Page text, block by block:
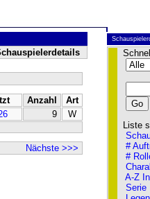
Anzahl
Art
9 W
Nächste >>>
Liste
#
#
A-Z
Serie